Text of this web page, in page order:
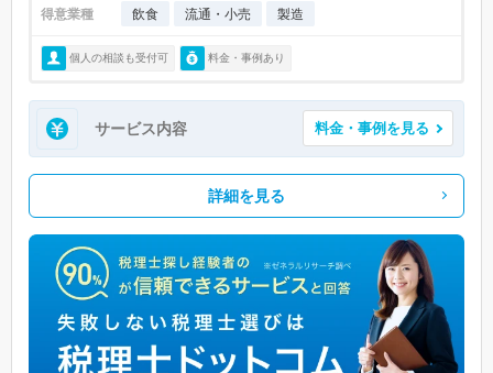
得意業種 飲食 流通・小売 製造
個人の相談も受付可 料金・事例あり
サービス内容 料金・事例を見る
詳細を見る